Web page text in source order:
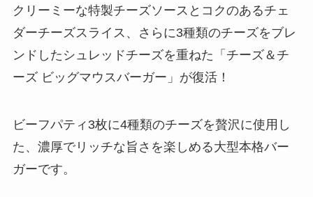
クリーミーな特製チーズソースとコクのあるチェ
ダーチーズスライス、さらに3種類のチーズをブレ
ンドしたシュレッドチーズを重ねた「チーズ＆チ
ーズ ビッグマウスバーガー」が復活！
ビーフパティ3枚に4種類のチーズを贅沢に使用し
た、濃厚でリッチな旨さを楽しめる大型本格バー
ガーです。